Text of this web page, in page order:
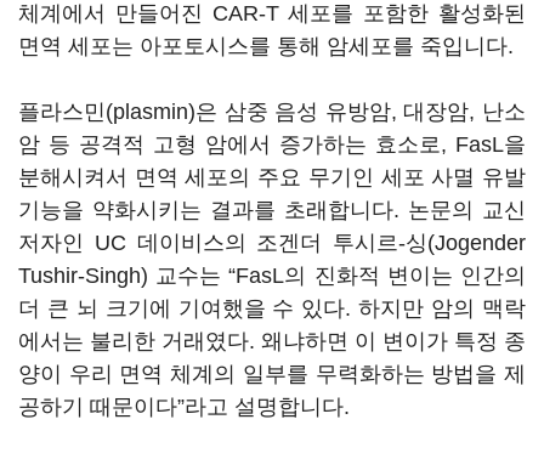
체계에서 만들어진 CAR-T 세포를 포함한 활성화된
면역 세포는 아포토시스를 통해 암세포를 죽입니다.
플라스민(plasmin)은 삼중 음성 유방암, 대장암, 난소
암 등 공격적 고형 암에서 증가하는 효소로, FasL을
분해시켜서 면역 세포의 주요 무기인 세포 사멸 유발
기능을 약화시키는 결과를 초래합니다. 논문의 교신
저자인 UC 데이비스의 조겐더 투시르-싱(Jogender
Tushir-Singh) 교수는 “FasL의 진화적 변이는 인간의
더 큰 뇌 크기에 기여했을 수 있다. 하지만 암의 맥락
에서는 불리한 거래였다. 왜냐하면 이 변이가 특정 종
양이 우리 면역 체계의 일부를 무력화하는 방법을 제
공하기 때문이다”라고 설명합니다.